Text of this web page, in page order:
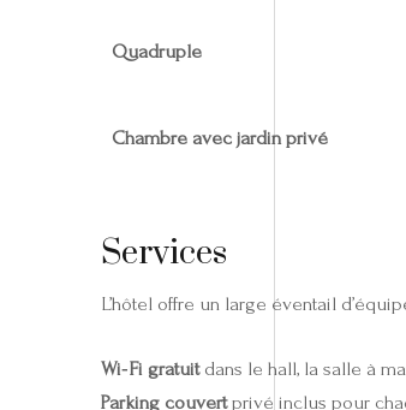
Quadruple
Chambre avec jardin privé
Services
L’hôtel offre un large éventail
Wi‑Fi gratuitdans le hall, la salle à
Parking couvertprivé inclus pour